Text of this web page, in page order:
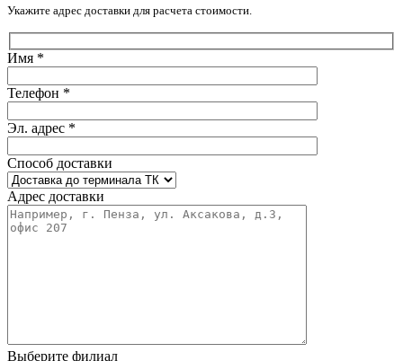
Укажите адрес доставки для расчета стоимости.
Имя *
Телефон *
Эл. адрес *
Способ доставки
Адрес доставки
Выберите филиал